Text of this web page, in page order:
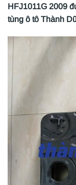
HFJ1011G 2009
tùng ô tô Thành